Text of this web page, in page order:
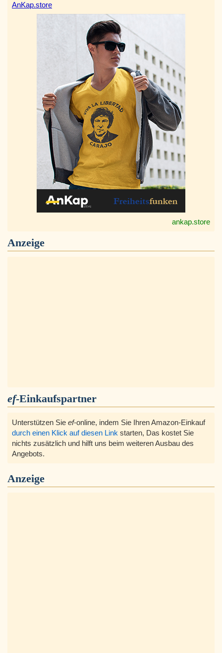
AnKap.store
ankap.store
Anzeige
ef-Einkaufspartner
Unterstützen Sie ef-online, indem Sie Ihren Amazon-Einkauf
durch einen Klick auf diesen Link starten, Das kostet Sie
nichts zusätzlich und hilft uns beim weiteren Ausbau des
Angebots.
Anzeige